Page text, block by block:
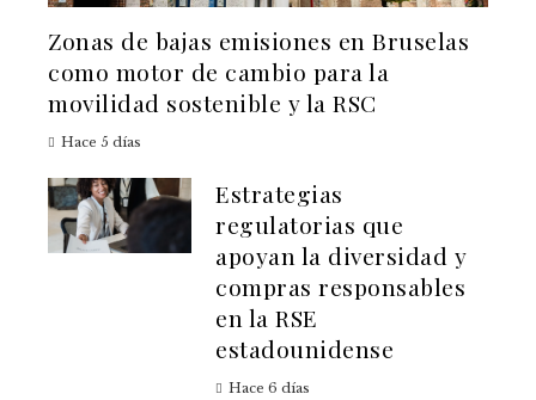
Zonas de bajas emisiones en Bruselas
como motor de cambio para la
movilidad sostenible y la RSC
Hace 5 días
Estrategias
regulatorias que
apoyan la diversidad y
compras responsables
en la RSE
estadounidense
Hace 6 días